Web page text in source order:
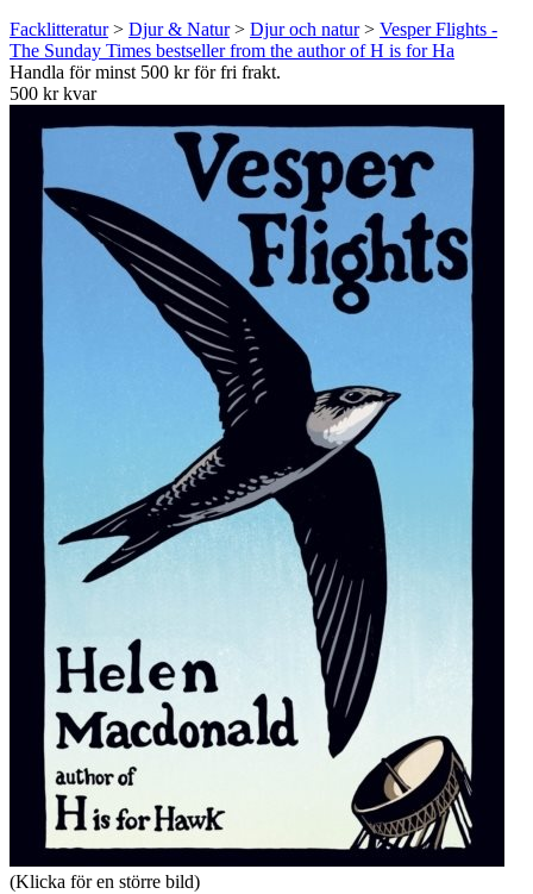
Facklitteratur> Djur & Natur> Djur och natur> Vesper Flights -
The Sunday Times bestseller from the author of H is for Ha
Handla för minst 500 kr för fri frakt.
500 kr kvar
(Klicka för en större bild)